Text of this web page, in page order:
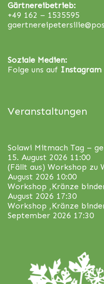
Gärtnereibetrieb:
+49 162 – 1535595
Soziale Medien:
Folge uns auf Instagram
Veranstaltungen
Solawi Mitmach Tag –
15. August 2026 11:00
(Fällt aus) Workshop zu
August 2026 10:00
Workshop ‚Kränze
August 2026 17:30
Workshop ‚Kränze
September 2026 17:30